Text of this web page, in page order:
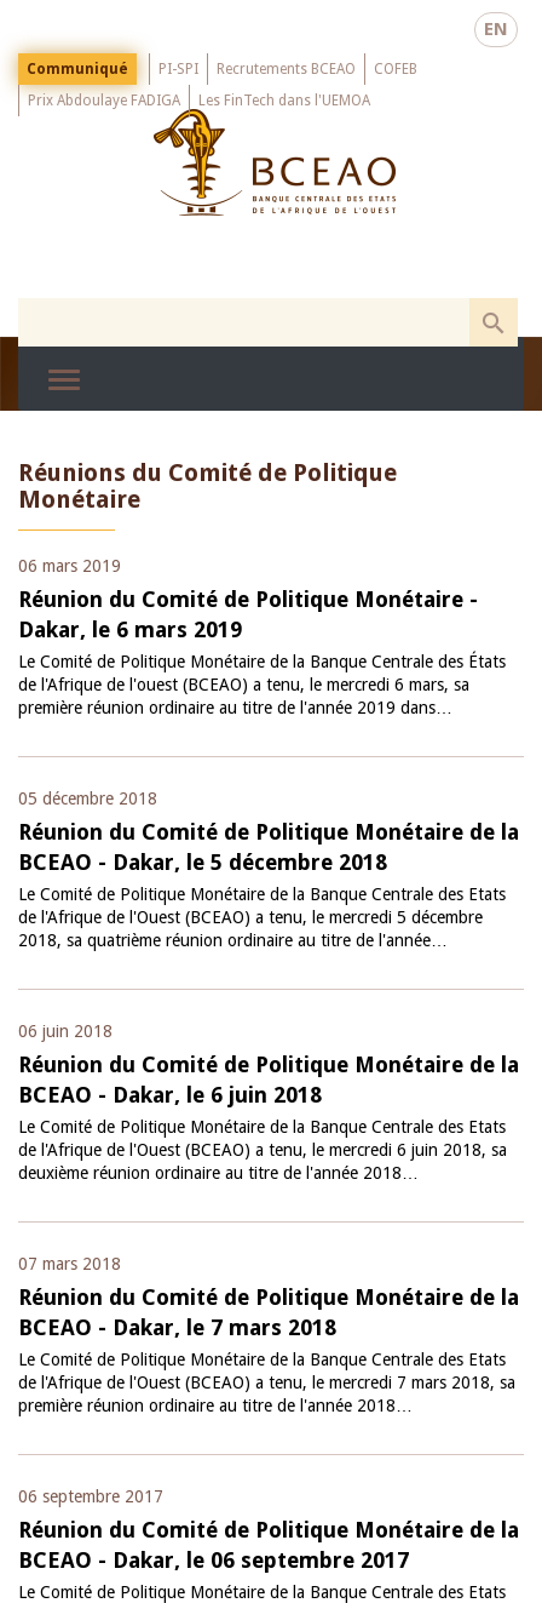
main
content
EN
Menu
Top
Communiqué PI-SPI Recrutements BCEAO
COFEB
Prix Abdoulaye FADIGA
Les FinTech dans l'UEMOA
Réunions du Comité de Politique
Monétaire
06 mars 2019
Réunion du Comité de Politique Monétaire -
Dakar, le 6 mars 2019
Le Comité de Politique Monétaire de la Banque Centrale des États
de l'Afrique de l'ouest (BCEAO) a tenu, le mercredi 6 mars, sa
première réunion ordinaire au titre de l'année 2019 dans…
05 décembre 2018
Réunion du Comité de Politique Monétaire de la
BCEAO - Dakar, le 5 décembre 2018
Le Comité de Politique Monétaire de la Banque Centrale des Etats
de l'Afrique de l'Ouest (BCEAO) a tenu, le mercredi 5 décembre
2018, sa quatrième réunion ordinaire au titre de l'année…
06 juin 2018
Réunion du Comité de Politique Monétaire de la
BCEAO - Dakar, le 6 juin 2018
Le Comité de Politique Monétaire de la Banque Centrale des Etats
de l'Afrique de l'Ouest (BCEAO) a tenu, le mercredi 6 juin 2018, sa
deuxième réunion ordinaire au titre de l'année 2018…
07 mars 2018
Réunion du Comité de Politique Monétaire de la
BCEAO - Dakar, le 7 mars 2018
Le Comité de Politique Monétaire de la Banque Centrale des Etats
de l'Afrique de l'Ouest (BCEAO) a tenu, le mercredi 7 mars 2018, sa
première réunion ordinaire au titre de l'année 2018…
06 septembre 2017
Réunion du Comité de Politique Monétaire de la
BCEAO - Dakar, le 06 septembre 2017
Le Comité de Politique Monétaire de la Banque Centrale des Etats